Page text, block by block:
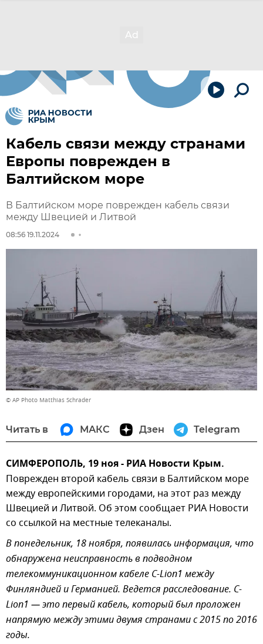
Кабель связи между странами
Европы поврежден в
Балтийском море
В Балтийском море поврежден кабель связи
между Швецией и Литвой
08:56 19.11.2024
© AP Photo Matthias Schrader
Читать в МАКС Дзен Telegram
СИМФЕРОПОЛЬ, 19 ноя - РИА Новости Крым.
Поврежден второй кабель связи в Балтийском море
между европейскими городами, на этот раз между
Швецией и Литвой. Об этом сообщает РИА Новости
со ссылкой на местные телеканалы.
В понедельник, 18 ноября, появилась информация, что
обнаружена неисправность в подводном
телекоммуникационном кабеле C-Lion1 между
Финляндией и Германией. Ведется расследование. C-
Lion1 — это первый кабель, который был проложен
напрямую между этими двумя странами с 2015 по 2016
годы.